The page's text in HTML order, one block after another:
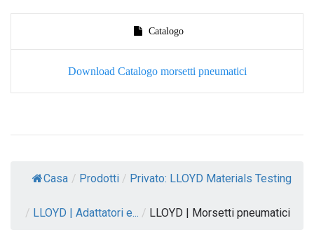
Catalogo
Download Catalogo morsetti pneumatici
Casa / Prodotti / Privato: LLOYD Materials Testing
/ LLOYD | Adattatori e... / LLOYD | Morsetti pneumatici